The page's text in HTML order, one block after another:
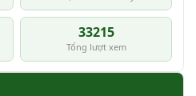
33215
Tổng lượt xem